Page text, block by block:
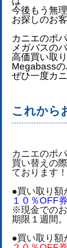
今後もう無
お探しのお
カニエのポ
メガバスの
高価買い取
Megabass
ぜひ一度カ
これから
カニエのポ
買い替えの
ております！
●買い取り額
１０％OFF券
※現金での
期限１週間。
●買い取り額